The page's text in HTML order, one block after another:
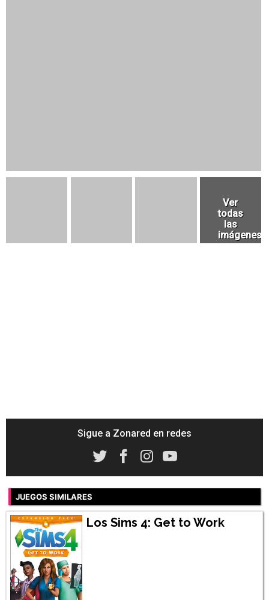
Sigue a Zonared en redes
JUEGOS SIMILARES
Los Sims 4: Get to Work